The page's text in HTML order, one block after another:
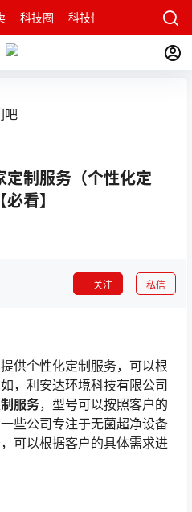
科技圈 科技快讯 智能科技问
吧
定制服务（个性化定
看】
关注 私信
提供个性化定制服务，可以根
，利安达环境科技有限公司
服务，型号可以按照客户的
些公司专注于无菌超净设备
可以根据客户的具体需求进